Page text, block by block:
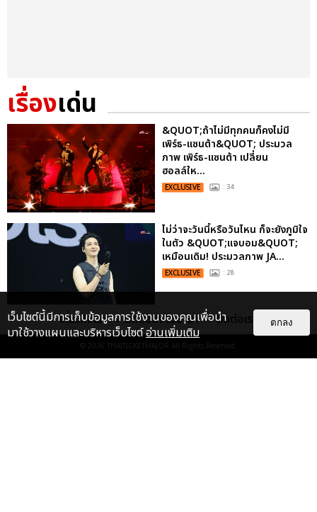
เรื่องเด่น
&QUOT;ถ้าไม่มีทุกคนก็คงไม่มี
เพิร์ธ-แซนต้า&QUOT; ประมวล
ภาพ เพิร์ธ-แซนต้า เปลี่ยน
ฮอลล์ให...
EXCLUSIVE : 34
ไม่ว่าจะวันนี้หรือวันไหน ก็จะยังภูมิใจ
ในตัว &QUOT;แจบอม&QUOT;
เหมือนเดิม! ประมวลภาพ JA...
EXCLUSIVE : 28
ประมวลภาพงาน “มีสติแล้วลูกพีช
PEACH AND ME PREMIERE
NIGHT” ปอนด์-ภูวินทร์ คลั่งรัก
เกี่ยวกับเรา ติดต่อลงโฆษณา ติดต่อเรา
© 2026 THAITICKETMAJOR All Rights Reserved.
เว็บไซต์นี้มีการเก็บข้อมูลการใช้งานของคุณเพื่อนำ
มาใช้วางแผนและบริหารเว็บไซต์อ่านเพิ่มเติม
ตกลง